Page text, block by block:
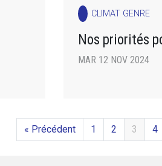
CLIMAT GENRE
Nos priorités
MAR 12 NOV 2024
« Précédent 1 2 3 4